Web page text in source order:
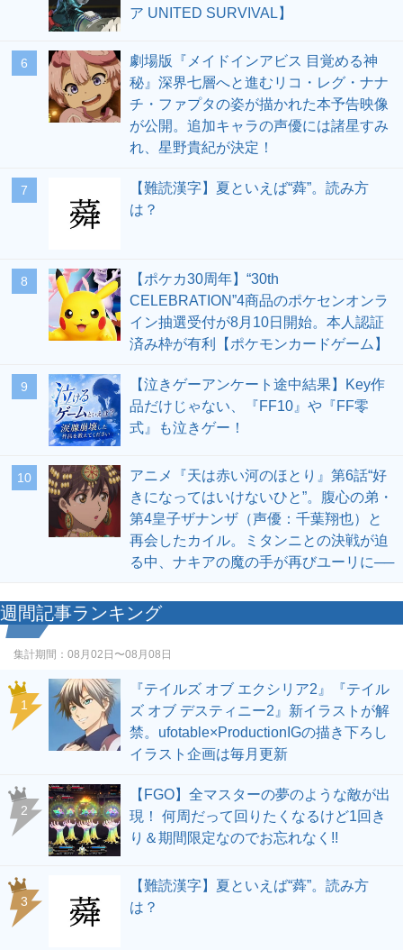
ア UNITED SURVIVAL】
6
劇場版『メイドインアビス 目覚める神
秘』深界七層へと進むリコ・レグ・ナナ
チ・ファプタの姿が描かれた本予告映像
が公開。追加キャラの声優には諸星すみ
れ、星野貴紀が決定！
7
【難読漢字】夏といえば“蕣”。読み方
は？
8
【ポケカ30周年】“30th
CELEBRATION”4商品のポケセンオンラ
イン抽選受付が8月10日開始。本人認証
済み枠が有利【ポケモンカードゲーム】
9
【泣きゲーアンケート途中結果】Key作
品だけじゃない、『FF10』や『FF零
式』も泣きゲー！
10
アニメ『天は赤い河のほとり』第6話“好
きになってはいけないひと”。腹心の弟・
第4皇子ザナンザ（声優：千葉翔也）と
再会したカイル。ミタンニとの決戦が迫
る中、ナキアの魔の手が再びユーリに──
週間記事ランキング
集計期間： 08月02日〜08月08日
1
『テイルズ オブ エクシリア2』『テイル
ズ オブ デスティニー2』新イラストが解
禁。ufotable×ProductionIGの描き下ろし
イラスト企画は毎月更新
2
【FGO】全マスターの夢のような敵が出
現！ 何周だって回りたくなるけど1回き
り＆期間限定なのでお忘れなく!!
3
【難読漢字】夏といえば“蕣”。読み方
は？